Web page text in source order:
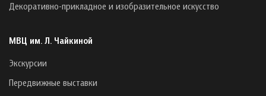
Декоративно-прикладное и изобразительное искусство
МВЦ им. Л. Чайкиной
Экскурсии
Передвижные выставки